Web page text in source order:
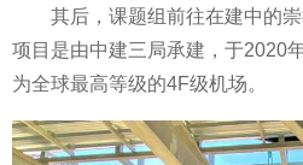
其后，课题组前往在建中的
项目是由中建三局承建，于2020
为全球最高等级的4F级机场。